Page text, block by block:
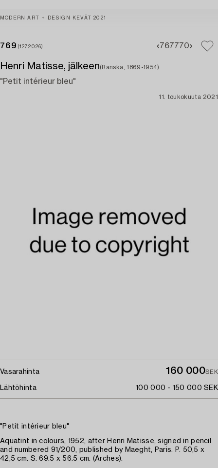
MODERN ART + DESIGN KEVÄT 2021
769 (1272026) 767770
Henri Matisse, jälkeen(Ranska, 1869-1954)
"Petit intérieur bleu"
11. toukokuuta 2021
Vasarahinta 160 000SEK
Lähtöhinta 100 000 - 150 000 SEK
"Petit intérieur bleu"
Aquatint in colours, 1952, after Henri Matisse, signed in pencil
and numbered 91/200, published by Maeght, Paris. P. 50,5 x
42,5 cm. S. 69.5 x 56.5 cm. (Arches).